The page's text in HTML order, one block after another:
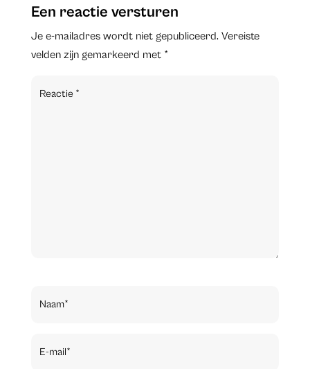
Een reactie versturen
Je e-mailadres wordt niet gepubliceerd. Vereiste
velden zijn gemarkeerd met *